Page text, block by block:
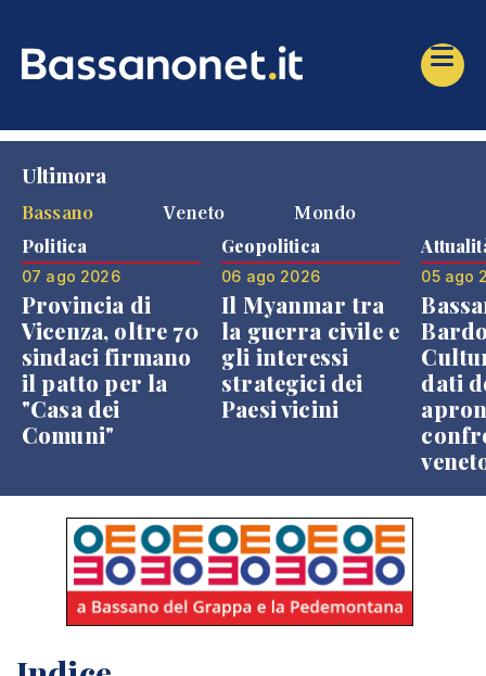
Ultimora
Bassano
Veneto Mondo
Politica
07 ago 2026
Provincia di
Vicenza, oltre 70
sindaci firmano
il patto per la
"Casa dei
Comuni"
Geopolitica
06 ago 2026
Il Myanmar tra
la guerra civile e
gli interessi
strategici dei
Paesi vicini
05 ago
dati